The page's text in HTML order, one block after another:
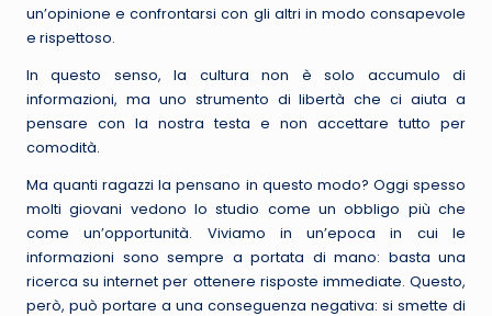
un’opinione e confrontarsi con gli altri in modo consapevole
e rispettoso.
In questo senso, la cultura non è solo accumulo di
informazioni, ma uno strumento di libertà che ci aiuta a
pensare con la nostra testa e non accettare tutto per
comodità.
Ma quanti ragazzi la pensano in questo modo? Oggi spesso
molti giovani vedono lo studio come un obbligo più che
come un’opportunità. Viviamo in un’epoca in cui le
informazioni sono sempre a portata di mano: basta una
ricerca su internet per ottenere risposte immediate. Questo,
però, può portare a una conseguenza negativa: si smette di